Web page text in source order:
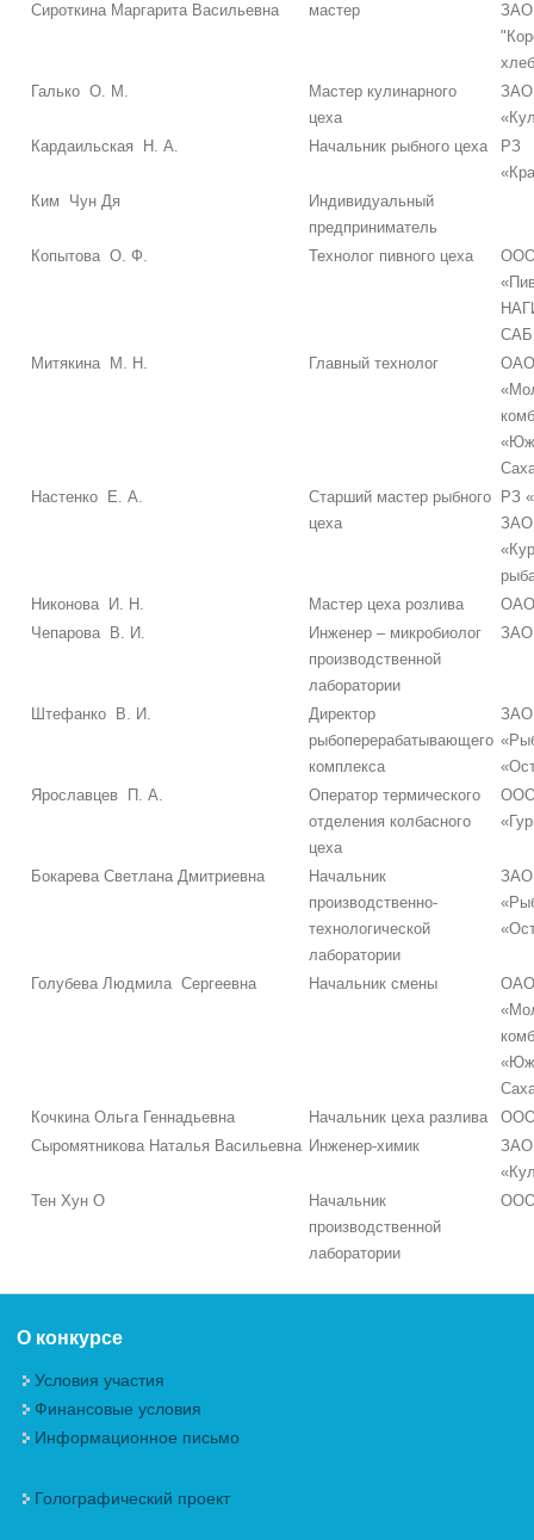
Сироткина Маргарита Васильевна
мастер
ЗАО
Галько О. М.
Мастер кулинарного
цеха
ЗАО
Кардаильская Н. А.
Начальник рыбного цеха
РЗ
Ким Чун Дя
Индивидуальный
предприниматель
Копытова О. Ф.
Технолог пивного цеха
Митякина М. Н.
Главный технолог
ОАО
Настенко Е. А.
Старший мастер рыбного
цеха
РЗ
ЗАО
Никонова И. Н.
Мастер цеха розлива
ОАО
Чепарова В. И.
Инженер – микробиолог
производственной
лаборатории
ЗАО
Штефанко В. И.
Директор
рыбоперерабатывающего
комплекса
ЗАО
Ярославцев П. А.
Оператор термического
отделения колбасного
цеха
Бокарева Светлана Дмитриевна
Начальник
производственно-
технологической
лаборатории
ЗАО
Голубева Людмила Сергеевна Начальник смены
ОАО
Кочкина Ольга Геннадьевна
Начальник цеха разлива
ООО
Сыромятникова Наталья Васильевна Инженер-химик
ЗАО
Тен Хун О
Начальник
производственной
лаборатории
ООО
О конкурсе
Условия участия
Финансовые условия
Информационное письмо
Голографический проект